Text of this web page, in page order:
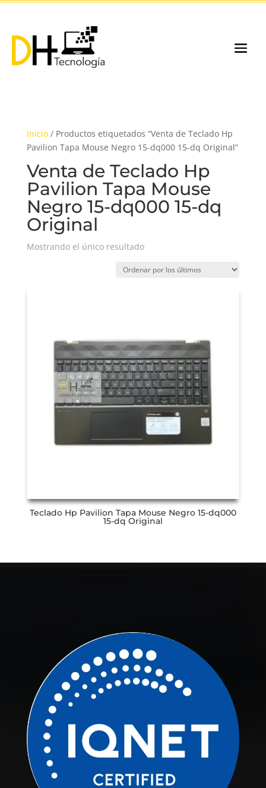
Inicio/ Productos etiquetados “Venta de Teclado Hp
Pavilion Tapa Mouse Negro 15-dq000 15-dq Original”
Venta de Teclado Hp
Pavilion Tapa Mouse
Negro 15-dq000 15-dq
Original
Mostrando el único resultado
Teclado Hp Pavilion Tapa Mouse Negro 15-dq000
15-dq Original